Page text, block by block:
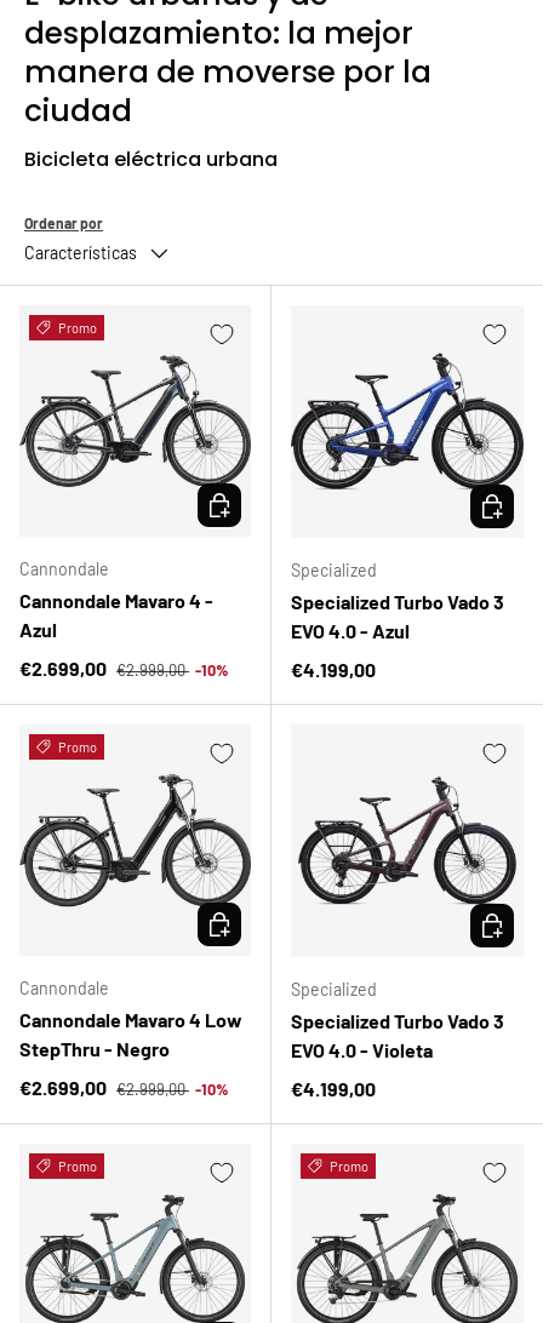
desplazamiento: la mejor
manera de moverse por la
ciudad
Bicicleta eléctrica urbana
Ordenar por
Características
Promo
Cannondale
Cannondale Mavaro 4 -
Azul
Precio de venta
€2.699,00 Precio normal
€2.999,00 -10%
ELEGIR OPCIONES
Specialized
Specialized Turbo Vado 3
EVO 4.0 - Azul
Precio normal
€4.199,00
ELEGIR
Promo
Cannondale
Cannondale Mavaro 4 Low
StepThru - Negro
Precio de venta
€2.699,00 Precio normal
€2.999,00 -10%
ELEGIR OPCIONES
Specialized
Specialized Turbo Vado 3
EVO 4.0 - Violeta
Precio normal
€4.199,00
ELEGIR
Promo Promo